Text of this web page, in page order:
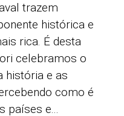
trazem
histórica e
rica. É desta
celebramos o
história e as
como é
países e...